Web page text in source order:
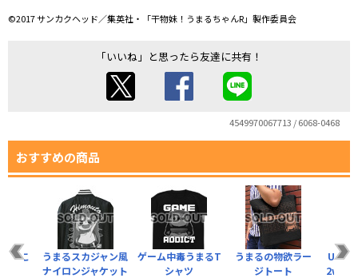
©2017 サンカクヘッド／集英社・「干物妹！うまるちゃんR」製作委員会
「いいね」と思ったら友達に共有！
4549970067713 / 6068-0468
おすすめの商品
ゲーム中毒うまるT
シャツ
うまるの物欲ラー
ジトート
UMR
2way
もこ
うまるスカジャン風
ナイロンジャケット